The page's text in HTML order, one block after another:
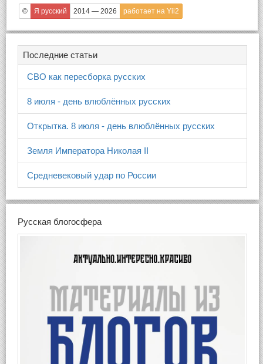
© Я русский 2014 — 2026 работает на Yii2
Последние статьи
СВО как пересборка русских
8 июля - день влюблённых русских
Открытка. 8 июля - день влюблённых русских
Земля Императора Николая II
Средневековый удар по России
Русская блогосфера